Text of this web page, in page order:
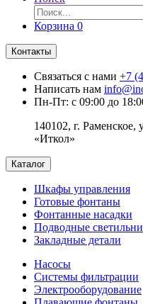
Корзина 0
Контакты
Связаться с нами +7
Написать нам
Пн-Пт: с 09:00 до
140102, г.
«Иткол»
Каталог
Шкафы управления
Готовые фонтаны
Фонтанные насадки
Подводные
Закладные детали
Насосы
Системы фильтрации
Электрооборудование